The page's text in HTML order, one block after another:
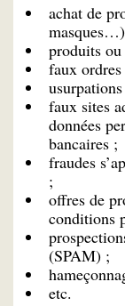
achat de
produits
faux
faux sites
données
bancaires ;
fraudes
;
offres de
conditions
(SPAM) ;
etc.